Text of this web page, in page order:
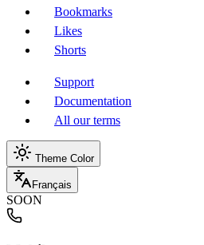
Bookmarks
Likes
Shorts
Support
Documentation
All our terms
Theme Color
Français
SOON